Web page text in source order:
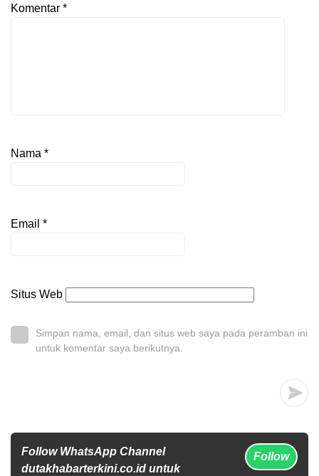
Komentar *
Nama *
Email *
Situs Web
Simpan nama, email, dan situs web saya pada peramban ini
untuk komentar saya berikutnya.
Follow WhatsApp Channel
dutakhabarterkini.co.id untuk
Follow